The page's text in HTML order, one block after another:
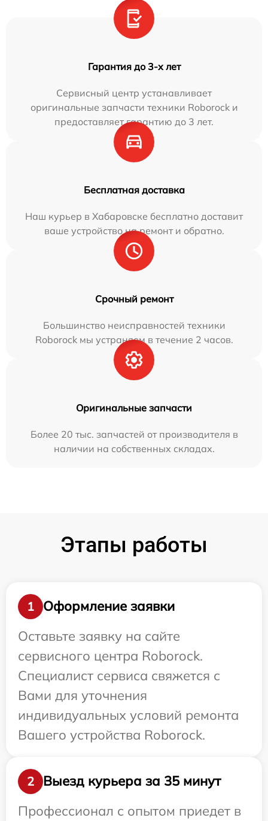
Гарантия до 3-х лет
Сервисный центр устанавливает
оригинальные запчасти техники Roborock и
предоставляет гарантию до 3 лет.
Бесплатная доставка
Наш курьер в Хабаровске бесплатно доставит
ваше устройство на ремонт и обратно.
Срочный ремонт
Большинство неисправностей техники
Roborock мы устраняем в течение 2 часов.
Оригинальные запчасти
Более 20 тыс. запчастей от производителя в
наличии на собственных складах.
Этапы работы
1
Оформление заявки
Оставьте заявку на сайте
сервисного центра Roborock.
Специалист сервиса свяжется с
Вами для уточнения
индивидуальных условий ремонта
Вашего устройства Roborock.
2
Выезд курьера за 35 минут
Профессионал с опытом приедет в